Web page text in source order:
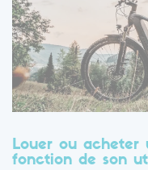
Louer ou acheter
fonction de son